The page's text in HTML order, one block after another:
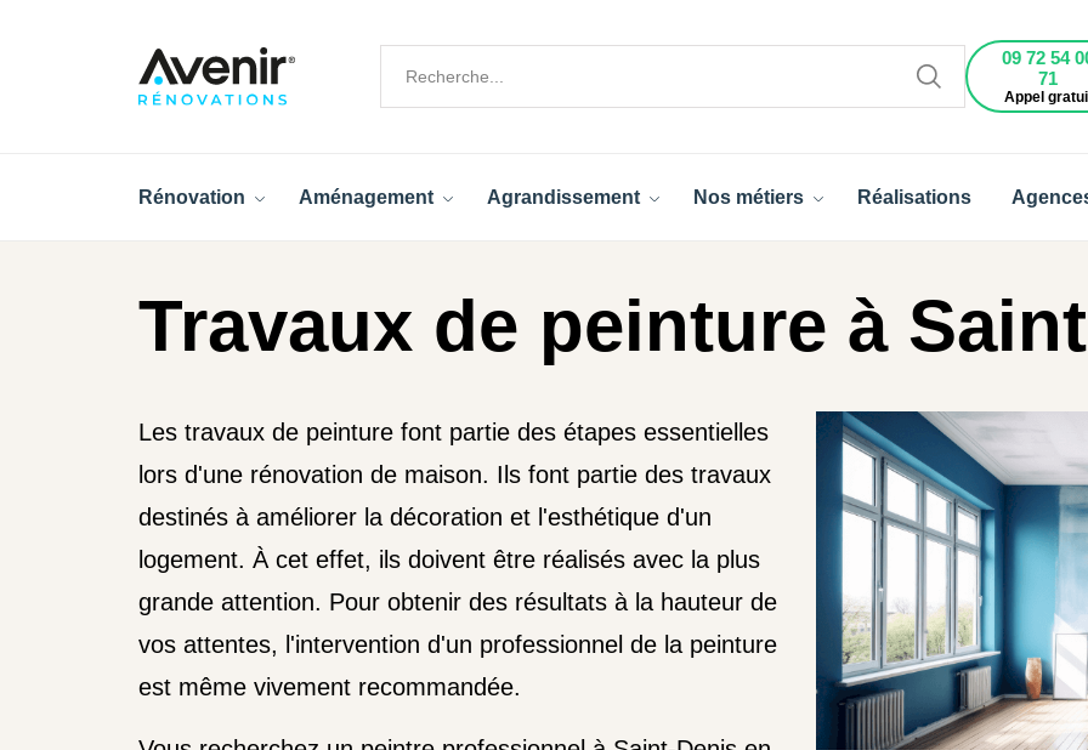
09 72 54
71
Appel
Rénovation Aménagement Agrandissement Nos métiers Réalisations
Travaux de peinture à
Les travaux de peinture font partie des étapes essentielles
lors d'une rénovation de maison. Ils font partie des travaux
destinés à améliorer la décoration et l'esthétique d'un
logement. À cet effet, ils doivent être réalisés avec la plus
grande attention. Pour obtenir des résultats à la hauteur de
vos attentes, l'intervention d'un professionnel de la peinture
est même vivement recommandée.